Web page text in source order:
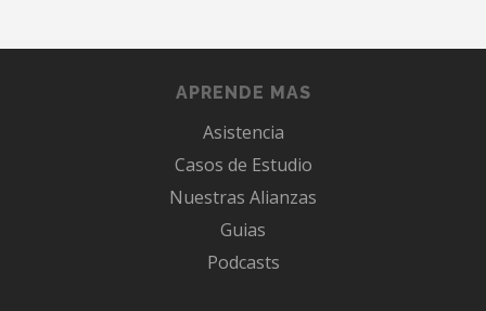
APRENDE MAS
Asistencia
Casos de Estudio
Nuestras Alianzas
Guias
Podcasts